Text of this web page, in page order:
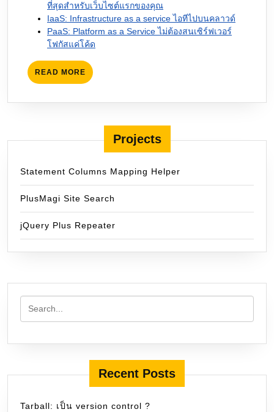
ที่สุดสำหรับเว็บไซต์แรกของคุณ
IaaS: Infrastructure as a service ไอทีไปบนคลาวด์
PaaS: Platform as a Service ไม่ต้องสนเซิร์ฟเวอร์
โฟกัสแค่โค้ด
READ MORE READ
MORE
Projects
Statement Columns Mapping Helper
PlusMagi Site Search
jQuery Plus Repeater
Recent Posts
Tarball: เป็น version control ?